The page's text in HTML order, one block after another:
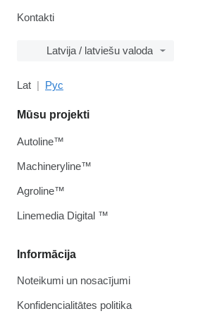
Kontakti
Latvija / latviešu valoda
Lat Рус
Informācija
Noteikumi un nosacījumi
Konfidencialitātes politika
Mūsu projekti
Autoline™
Machineryline™
Agroline™
Linemedia Digital ™